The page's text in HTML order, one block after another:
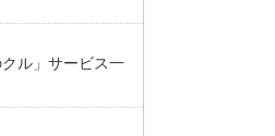
クル」サービス一